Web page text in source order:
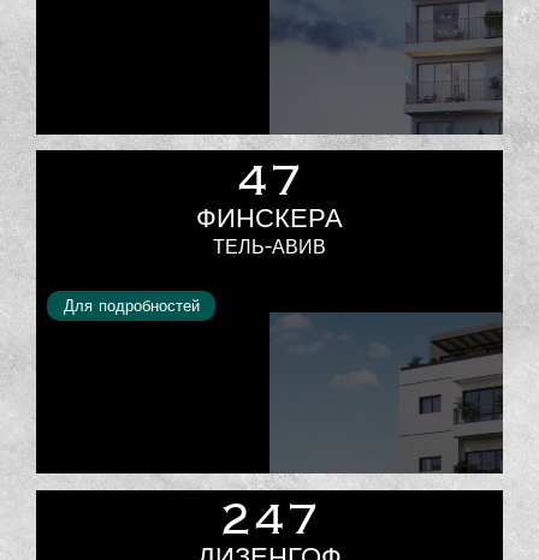
47
ФИНСКЕРА
ТЕЛЬ-АВИВ
Для подробностей
247